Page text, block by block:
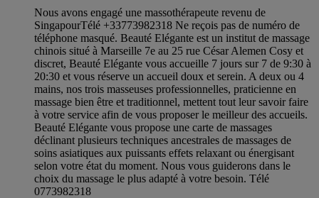
Nous avons engagé une massothérapeute revenu de
SingapourTélé +33773982318 Ne reçois pas de numéro de
téléphone masqué. Beauté Elégante est un institut de massage
chinois situé à Marseille 7e au 25 rue César Alemen Cosy et
discret, Beauté Elégante vous accueille 7 jours sur 7 de 9:30 à
20:30 et vous réserve un accueil doux et serein. A deux ou 4
mains, nos trois masseuses professionnelles, praticienne en
massage bien être et traditionnel, mettent tout leur savoir faire
à votre service afin de vous proposer le meilleur des accueils.
Beauté Elégante vous propose une carte de massages
déclinant plusieurs techniques ancestrales de massages de
soins asiatiques aux puissants effets relaxant ou énergisant
selon votre état du moment. Nous vous guiderons dans le
choix du massage le plus adapté à votre besoin. Télé
0773982318